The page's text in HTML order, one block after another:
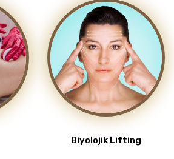
Biyolojik Lifting